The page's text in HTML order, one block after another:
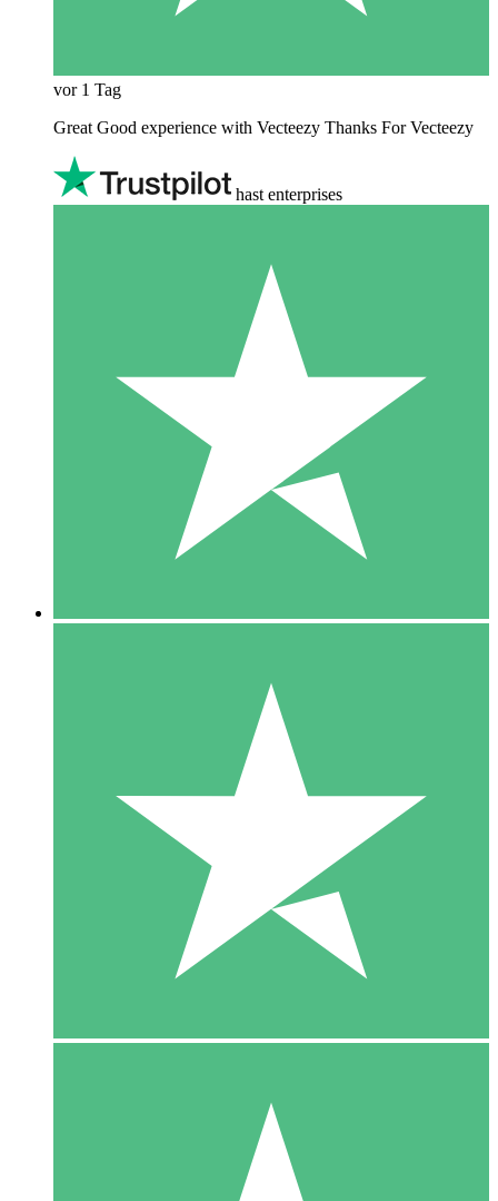
vor 1 Tag
Great Good experience with Vecteezy Thanks For Vecteezy
hast enterprises